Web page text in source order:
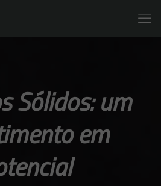
Sólidos: um
em